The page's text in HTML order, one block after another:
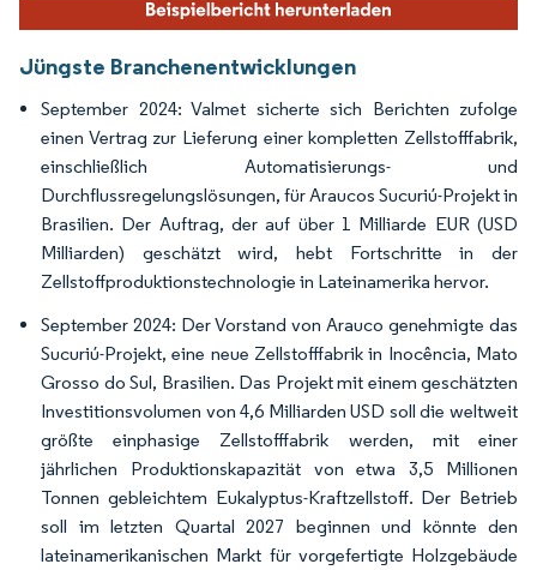
Jüngste Branchenentwicklungen
September 2024: Valmet sicherte sich Berichten zufolge
einen Vertrag zur Lieferung einer kompletten Zellstofffabrik,
einschließlich Automatisierungs- und
Durchflussregelungslösungen, für Araucos Sucuriú-Projekt in
Brasilien. Der Auftrag, der auf über 1 Milliarde EUR (USD
Milliarden) geschätzt wird, hebt Fortschritte in der
Zellstoffproduktions­technologie in Lateinamerika hervor.
September 2024: Der Vorstand von Arauco genehmigte das
Sucuriú-Projekt, eine neue Zellstofffabrik in Inocência, Mato
Grosso do Sul, Brasilien. Das Projekt mit einem geschätzten
Investitionsvolumen von 4,6 Milliarden USD soll die weltweit
größte einphasige Zellstofffabrik werden, mit einer
jährlichen Produktionskapazität von etwa 3,5 Millionen
Tonnen gebleichtem Eukalyptus-Kraftzellstoff. Der Betrieb
soll im letzten Quartal 2027 beginnen und könnte den
lateinamerikanischen Markt für vorgefertigte Holzgebäude